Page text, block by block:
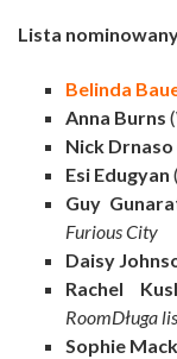
Lista
Belinda
Anna Burns
Nick Drnaso
Esi Edugyan
Guy
Furious City
Daisy
Rachel
RoomDługa
Sophie